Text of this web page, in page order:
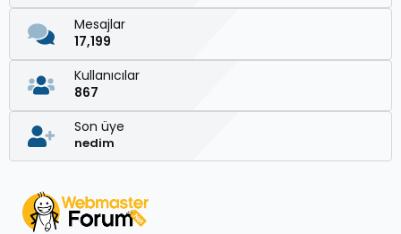
Mesajlar
17,199
Kullanıcılar
867
Son üye
nedim